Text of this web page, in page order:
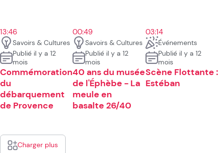
13:46
Savoirs & Cultures
Publié il y a 12
mois
Commémoration
du
débarquement
de Provence
00:49
Savoirs & Cultures
Publié il y a 12
mois
40 ans du musée
de l'Éphèbe - La
meule en
basalte 26/40
03:14
Événements
Publié il y a 12
mois
Scène Flottante :
Estéban
Charger plus